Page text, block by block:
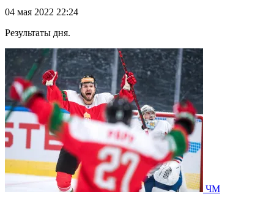
04 мая 2022 22:24
Результаты дня.
ЧМ